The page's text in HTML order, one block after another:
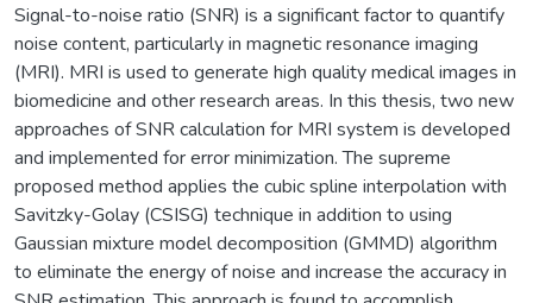
Signal-to-noise ratio (SNR) is a significant factor to quantify
noise content, particularly in magnetic resonance imaging
(MRI). MRI is used to generate high quality medical images in
biomedicine and other research areas. In this thesis, two new
approaches of SNR calculation for MRI system is developed
and implemented for error minimization. The supreme
proposed method applies the cubic spline interpolation with
Savitzky-Golay (CSISG) technique in addition to using
Gaussian mixture model decomposition (GMMD) algorithm
to eliminate the energy of noise and increase the accuracy in